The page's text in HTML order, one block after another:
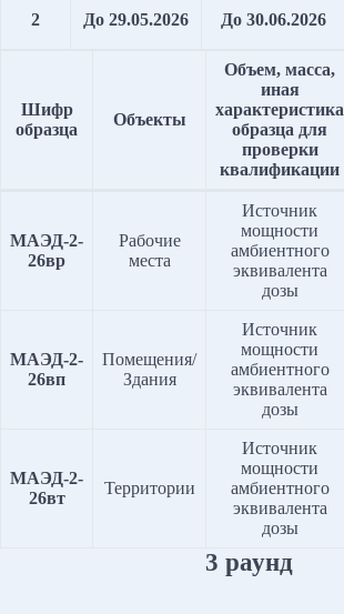
2 До 29.05.2026 До 30.06.2026
Шифр
образца
Объекты
Объем, масса,
иная
характеристика
образца для
проверки
квалификации
МАЭД-2-
26вр
Рабочие
места
Источник
мощности
амбиентного
эквивалента
дозы
МАЭД-2-
26вп
Помещения/
Здания
Источник
мощности
амбиентного
эквивалента
дозы
МАЭД-2-
26вт
Территории
Источник
мощности
амбиентного
эквивалента
дозы
3 раунд